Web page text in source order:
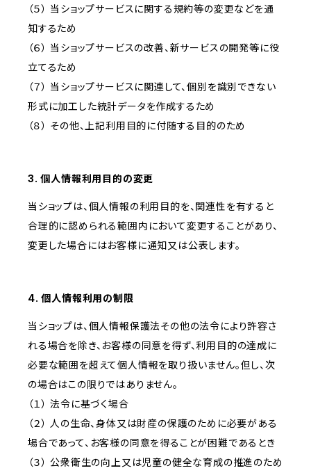
（５） 当ショップサービスに関する規約等の変更などを通
知するため
（６） 当ショップサービスの改善、新サービスの開発等に役
立てるため
（７） 当ショップサービスに関連して、個別を識別できない
形式に加工した統計データを作成するため
（８） その他、上記利用目的に付随する目的のため
3. 個人情報利用目的の変更
当ショップは、個人情報の利用目的を、関連性を有すると
合理的に認められる範囲内において変更することがあり、
変更した場合にはお客様に通知又は公表します。
4. 個人情報利用の制限
当ショップは、個人情報保護法その他の法令により許容さ
れる場合を除き、お客様の同意を得ず、利用目的の達成に
必要な範囲を超えて個人情報を取り扱いません。但し、次
の場合はこの限りではありません。
（１） 法令に基づく場合
（２） 人の生命、身体又は財産の保護のために必要がある
場合であって、お客様の同意を得ることが困難であるとき
（３） 公衆衛生の向上又は児童の健全な育成の推進のため